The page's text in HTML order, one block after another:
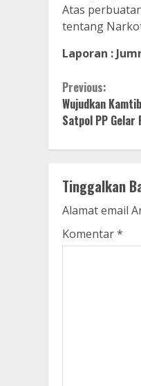
Atas
tentang
Laporan :
Continue
Reading
Previous:
Wujudkan
Satpol PP
Tinggalkan
Alamat email
Komentar*